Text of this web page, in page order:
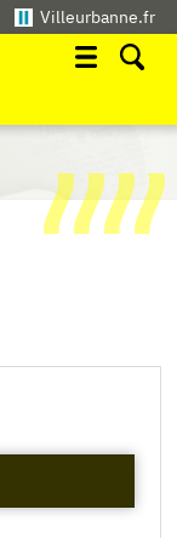
Villeurbanne.fr